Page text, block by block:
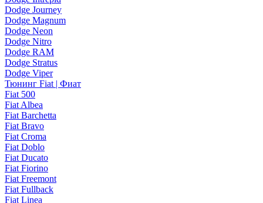
Dodge Journey
Dodge Magnum
Dodge Neon
Dodge Nitro
Dodge RAM
Dodge Stratus
Dodge Viper
Тюнинг Fiat | Фиат
Fiat 500
Fiat Albea
Fiat Barchetta
Fiat Bravo
Fiat Croma
Fiat Doblo
Fiat Ducato
Fiat Fiorino
Fiat Freemont
Fiat Fullback
Fiat Linea